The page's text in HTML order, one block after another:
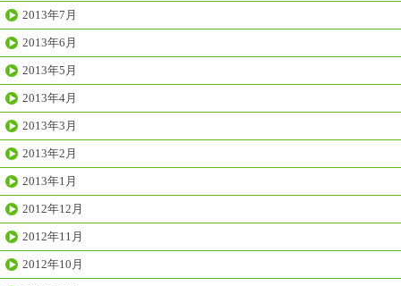
2013年7月
2013年6月
2013年5月
2013年4月
2013年3月
2013年2月
2013年1月
2012年12月
2012年11月
2012年10月